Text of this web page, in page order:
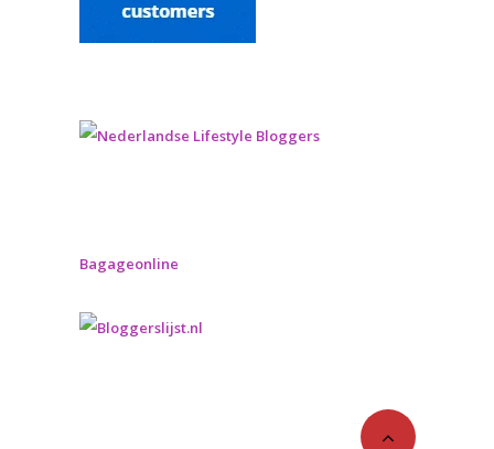
Bagageonline